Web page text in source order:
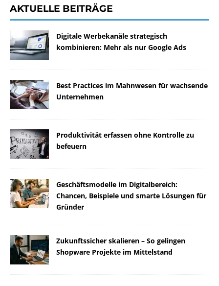
AKTUELLE BEITRÄGE
Digitale Werbekanäle strategisch
kombinieren: Mehr als nur Google Ads
Best Practices im Mahnwesen für wachsende
Unternehmen
Produktivität erfassen ohne Kontrolle zu
befeuern
Geschäftsmodelle im Digitalbereich:
Chancen, Beispiele und smarte Lösungen für
Gründer
Zukunftssicher skalieren – So gelingen
Shopware Projekte im Mittelstand